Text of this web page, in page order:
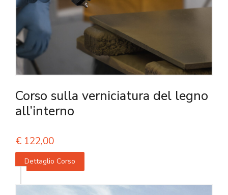
Corso sulla verniciatura del legno
all’interno
€ 122,00
Dettaglio Corso